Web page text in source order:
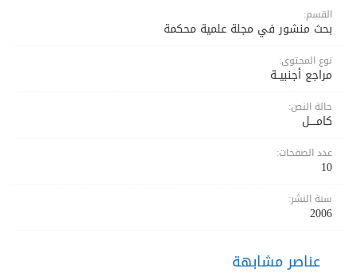
القسم:
بحث منشور في مجلة علمية محكمة
نوع المحتوى:
مراجع أجنبيــة
حالة النص:
كامــــل
عدد الصفحات:
10
سنة النشر:
2006
عناصر مشابهة